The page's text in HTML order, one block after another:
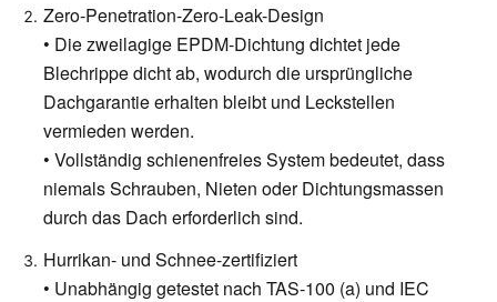
Zero-Penetration-Zero-Leak-Design
• Die zweilagige EPDM-Dichtung dichtet jede
Blechrippe dicht ab, wodurch die ursprüngliche
Dachgarantie erhalten bleibt und Leckstellen
vermieden werden.
• Vollständig schienenfreies System bedeutet, dass
niemals Schrauben, Nieten oder Dichtungsmassen
durch das Dach erforderlich sind.
Hurrikan- und Schnee-zertifiziert
• Unabhängig getestet nach TAS-100 (a) und IEC